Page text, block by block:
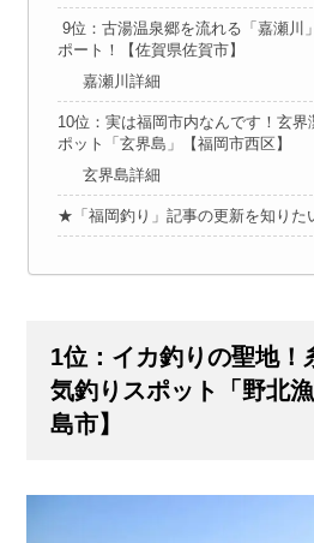
9位：古湯温泉郷を流れる「嘉瀬川
ポート！【佐賀県佐賀市】
嘉瀬川詳細
10位：実は福岡市内なんです！玄
ポット「玄界島」【福岡市西区】
玄界島詳細
★「福岡釣り」記事の更新を知りた
1位：イカ釣りの聖地！
気釣りスポット「野北
島市】